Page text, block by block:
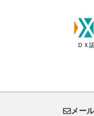
ＤＸ
メー